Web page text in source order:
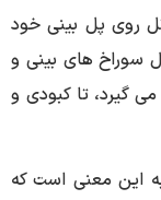
روی پل بینی خود
سوراخ های بینی و
گیرد، تا کبودی و
این معنی است که